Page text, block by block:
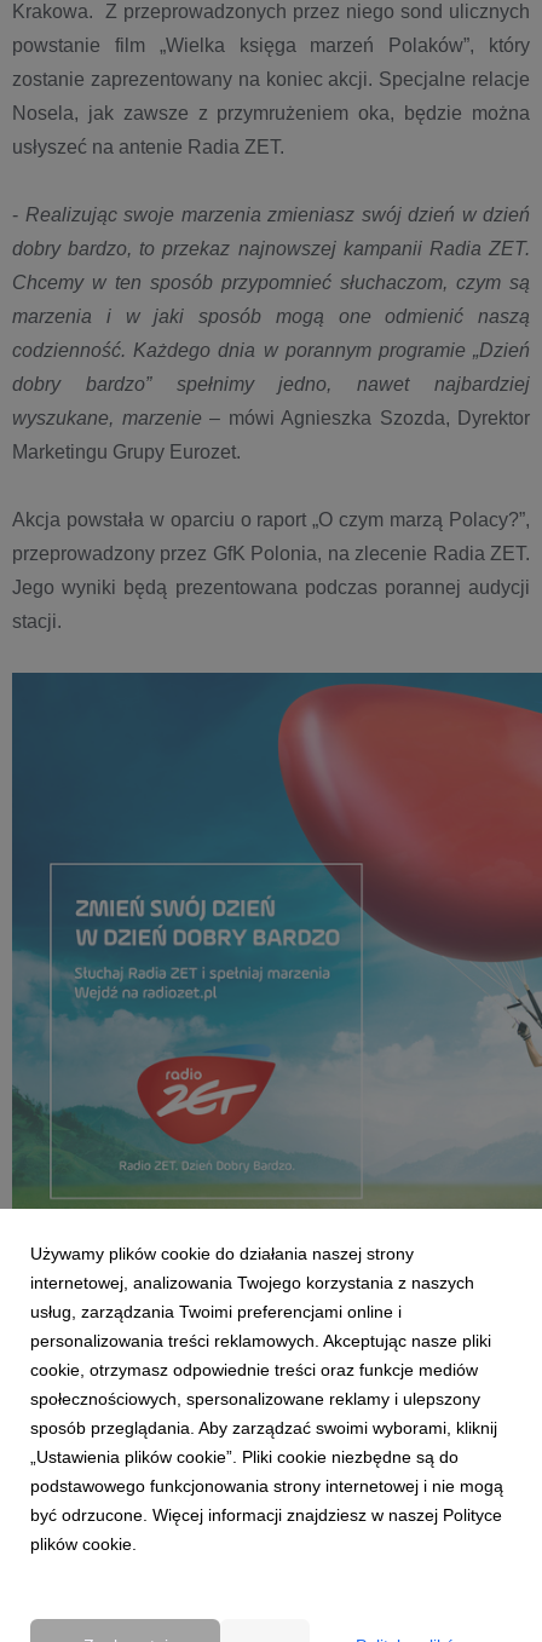
Krakowa. Z przeprowadzonych przez niego sond ulicznych
powstanie film „Wielka księga marzeń Polaków”, który
zostanie zaprezentowany na koniec akcji. Specjalne relacje
Nosela, jak zawsze z przymrużeniem oka, będzie można
usłyszeć na antenie Radia ZET.
- Realizując swoje marzenia zmieniasz swój dzień w dzień
dobry bardzo, to przekaz najnowszej kampanii Radia ZET.
Chcemy w ten sposób przypomnieć słuchaczom, czym są
marzenia i w jaki sposób mogą one odmienić naszą
codzienność. Każdego dnia w porannym programie „Dzień
dobry bardzo” spełnimy jedno, nawet najbardziej
wyszukane, marzenie – mówi Agnieszka Szozda, Dyrektor
Marketingu Grupy Eurozet.
Akcja powstała w oparciu o raport „O czym marzą Polacy?”,
przeprowadzony przez GfK Polonia, na zlecenie Radia ZET.
Jego wyniki będą prezentowana podczas porannej audycji
stacji.
Koncepcję kreatywną kampanii przygotowała, należąca do
grupy Dentsu Aegis Network Polska, agencja Isobar,
natomiast za produkcję odpowiadała Papaya Films. Media
zaplanował ZenithOptimedia Group oraz dział online Grupy
Eurozet.
Używamy plików cookie do działania naszej strony
internetowej, analizowania Twojego korzystania z naszych
usług, zarządzania Twoimi preferencjami online i
personalizowania treści reklamowych. Akceptując nasze pliki
cookie, otrzymasz odpowiednie treści oraz funkcje mediów
społecznościowych, spersonalizowane reklamy i ulepszony
sposób przeglądania. Aby zarządzać swoimi wyborami, kliknij
„Ustawienia plików cookie”. Pliki cookie niezbędne są do
podstawowego funkcjonowania strony internetowej i nie mogą
być odrzucone. Więcej informacji znajdziesz w naszej Polityce
plików cookie.